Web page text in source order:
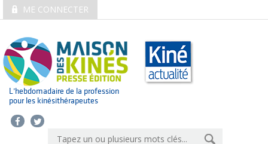
ME CONNECTER
L’hebdomadaire de la profession
pour les kinésithérapeutes